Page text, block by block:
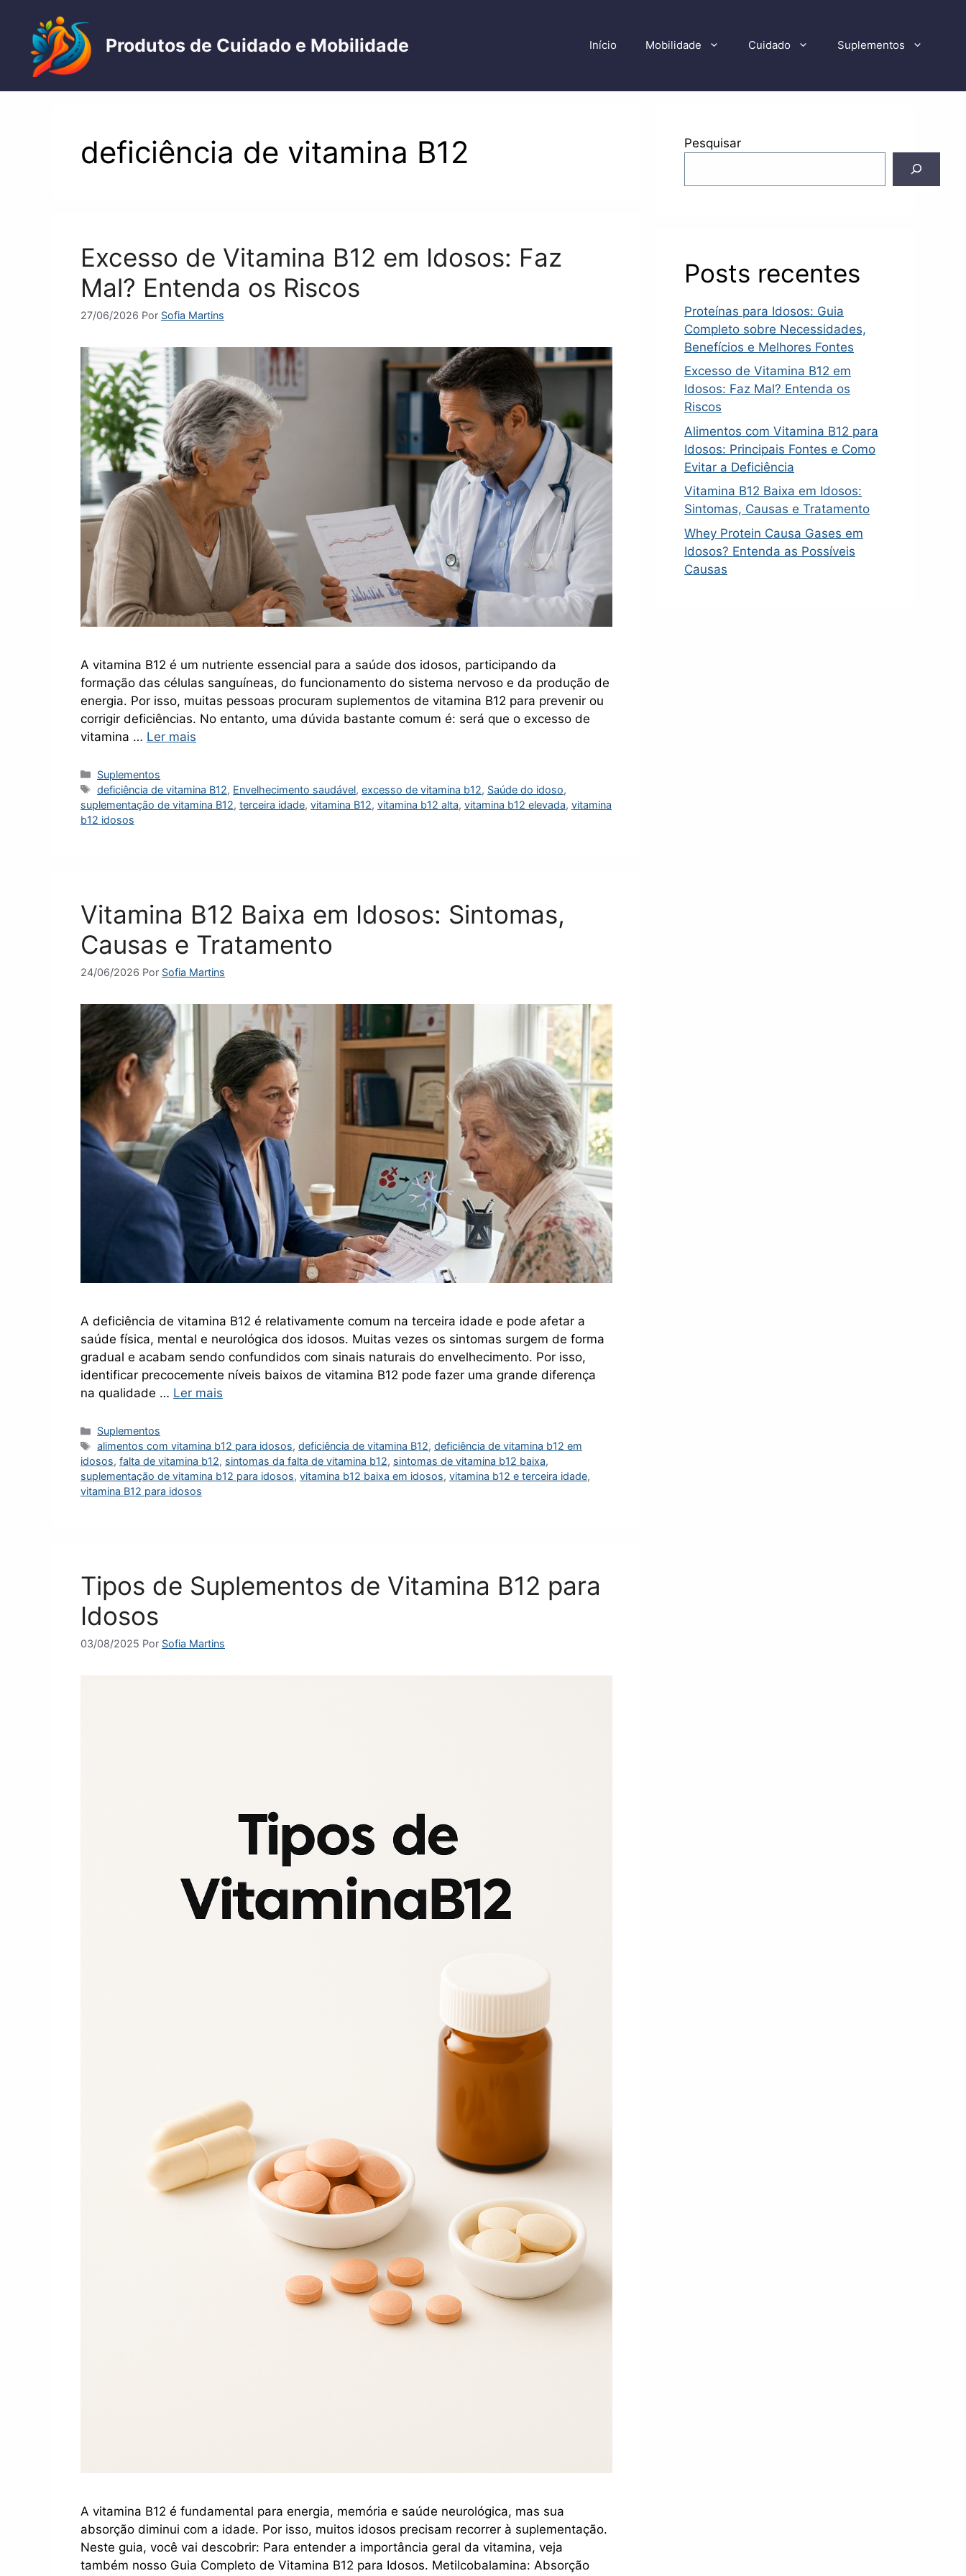
conteúdo
Produtos de Cuidado e Mobilidade Início Mobilidade Cuidado Suplementos
deficiência de vitamina B12
Excesso de Vitamina B12 em Idosos: Faz
Mal? Entenda os Riscos
27/06/2026 Por Sofia Martins
A vitamina B12 é um nutriente essencial para a saúde dos idosos, participando da
formação das células sanguíneas, do funcionamento do sistema nervoso e da produção de
energia. Por isso, muitas pessoas procuram suplementos de vitamina B12 para prevenir ou
corrigir deficiências. No entanto, uma dúvida bastante comum é: será que o excesso de
vitamina … Ler mais
Categorias
Suplementos
Tags
deficiência de vitamina B12, Envelhecimento saudável,excesso de vitamina b12, Saúde do idoso,
suplementação de vitamina B12, terceira idade, vitamina B12, vitamina b12 alta, vitamina b12 elevada, vitamina
b12 idosos
Vitamina B12 Baixa em Idosos: Sintomas,
Causas e Tratamento
24/06/2026 Por Sofia Martins
A deficiência de vitamina B12 é relativamente comum na terceira idade e pode afetar a
saúde física, mental e neurológica dos idosos. Muitas vezes os sintomas surgem de forma
gradual e acabam sendo confundidos com sinais naturais do envelhecimento. Por isso,
identificar precocemente níveis baixos de vitamina B12 pode fazer uma grande diferença
na qualidade … Ler mais
Categorias
Suplementos
Tags
alimentos com vitamina b12 para idosos,deficiência de vitamina B12,deficiência de vitamina b12 em
idosos, falta de vitamina b12, sintomas da falta de vitamina b12, sintomas de vitamina b12 baixa,
suplementação de vitamina b12 para idosos, vitamina b12 baixa em idosos, vitamina b12 e terceira idade,
vitamina B12 para idosos
Tipos de Suplementos de Vitamina B12 para
Idosos
03/08/2025 Por Sofia Martins
A vitamina B12 é fundamental para energia, memória e saúde neurológica, mas sua
absorção diminui com a idade. Por isso, muitos idosos precisam recorrer à suplementação.
Neste guia, você vai descobrir: Para entender a importância geral da vitamina, veja
também nosso Guia Completo de Vitamina B12 para Idosos. Metilcobalamina: Absorção
Pesquisar
Posts recentes
Proteínas para Idosos: Guia
Completo sobre Necessidades,
Benefícios e Melhores Fontes
Excesso de Vitamina B12 em
Idosos: Faz Mal? Entenda os
Riscos
Alimentos com Vitamina B12 para
Idosos: Principais Fontes e Como
Evitar a Deficiência
Vitamina B12 Baixa em Idosos:
Sintomas, Causas e Tratamento
Whey Protein Causa Gases em
Idosos? Entenda as Possíveis
Causas